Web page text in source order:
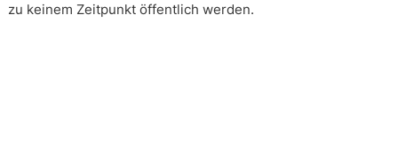
zu keinem Zeitpunkt öffentlich werden.